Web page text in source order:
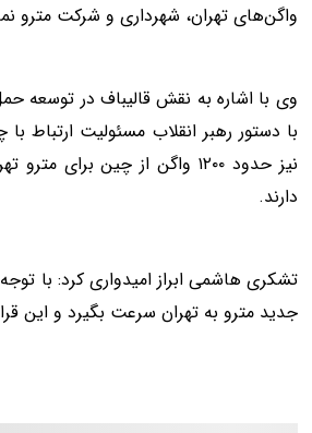
واگن‌های تهران، شهرداری و شرکت مترو
وی با اشاره به نقش قالیباف در توسعه
با دستور رهبر انقلاب مسئولیت ارتباط
نیز حدود ۱۲۰۰ واگن از چین
دارند.
تشکری هاشمی ابراز امیدواری کرد: با
جدید مترو به تهران سرعت بگیرد و این